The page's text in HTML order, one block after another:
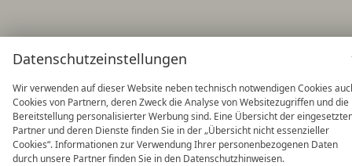
Datenschutzeinstellungen
Wir verwenden auf dieser Website neben technisch notwendigen Cookies
Cookies von Partnern, deren Zweck die Analyse von Websitezugriffen und die
Bereitstellung personalisierter Werbung sind. Eine Übersicht der
Partner und deren Dienste finden Sie in der „Übersicht nicht essenzieller
Cookies“. Informationen zur Verwendung Ihrer personenbezogenen Daten
durch unsere Partner finden Sie in den Datenschutzhinweisen.